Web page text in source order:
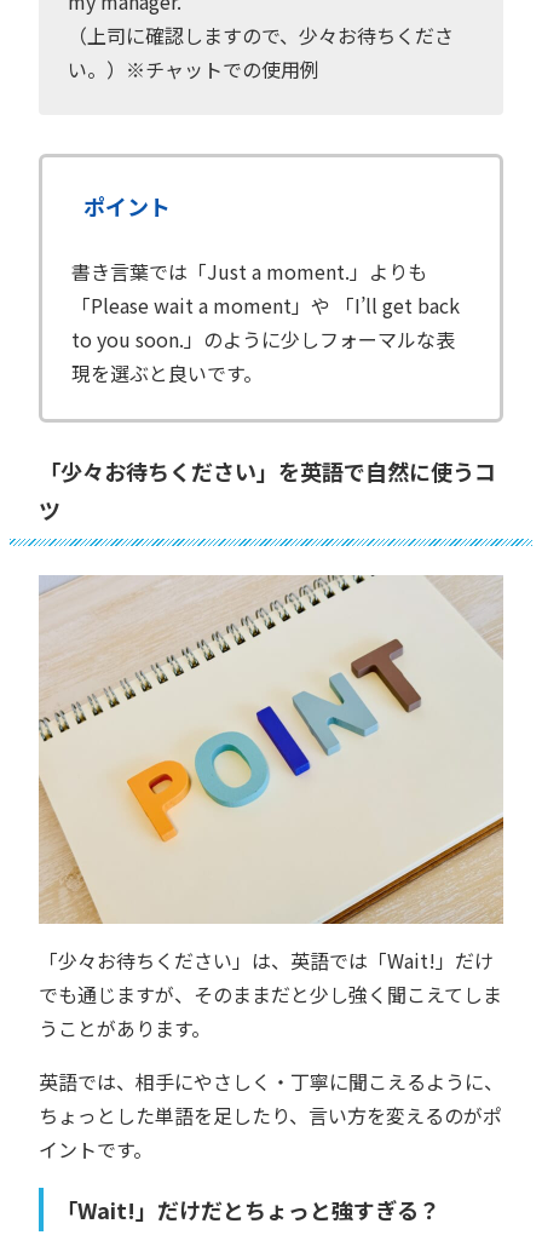
（上司に確認しますので、少々お待ちくださ
い。）※チャットでの使用例
ポイント
書き言葉では「Just a moment.」よりも
「Please wait a moment」や 「I’ll get back
to you soon.」のように少しフォーマルな表
現を選ぶと良いです。
「少々お待ちください」を英語で自然に使うコ
ツ
「少々お待ちください」は、英語では「Wait!」だけ
でも通じますが、そのままだと少し強く聞こえてしま
うことがあります。
英語では、相手にやさしく・丁寧に聞こえるように、
ちょっとした単語を足したり、言い方を変えるのがポ
イントです。
「Wait!」だけだとちょっと強すぎる？